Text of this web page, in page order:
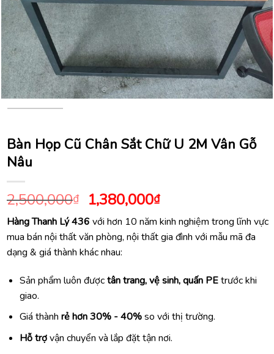
Bàn Họp Cũ Chân Sắt Chữ U 2M Vân Gỗ
Nâu
2,500,000₫ Giá
gốc
là:
2,500,000₫.
1,380,000₫Giá
hiện
tại
là:
Hàng Thanh Lý 436 với hơn 10 năm kinh nghiệm trong lĩnh vực
mua bán nội thất văn phòng, nội thất gia đình với mẫu mã đa
dạng & giá thành khác nhau:
Sản phẩm luôn đượctân trang, vệ sinh, quấn PEtrước khi
giao.
Giá thành rẻ hơn 30% - 40%so với thị trường.
Hỗ trợvận chuyển và lắp đặt tận nơi.